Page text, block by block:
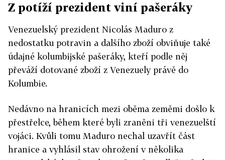
Z potíží prezident viní pašeráky
Venezuelský prezident Nicolás Maduro z
nedostatku potravin a dalšího zboží obviňuje také
údajné kolumbijské pašeráky, kteří podle něj
převáží dotované zboží z Venezuely právě do
Kolumbie.
Nedávno na hranicích mezi oběma zeměmi došlo k
přestřelce, během které byli zraněni tři venezuelští
vojáci. Kvůli tomu Maduro nechal uzavřít část
hranice a vyhlásil stav ohrožení v několika